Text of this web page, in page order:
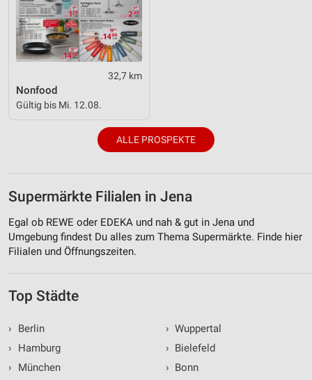
32,7 km
Nonfood
Gültig bis Mi. 12.08.
ALLE PROSPEKTE
Supermärkte Filialen in Jena
Egal ob REWE oder EDEKA und nah & gut in Jena und
Umgebung findest Du alles zum Thema Supermärkte. Finde hier
Filialen und Öffnungszeiten.
Top Städte
›
Berlin
›
Hamburg
›
München
› Wuppertal
› Bielefeld
› Bonn